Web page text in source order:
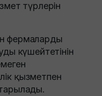
түрлерін
фермаларды
күшейтетінін
қызметпен